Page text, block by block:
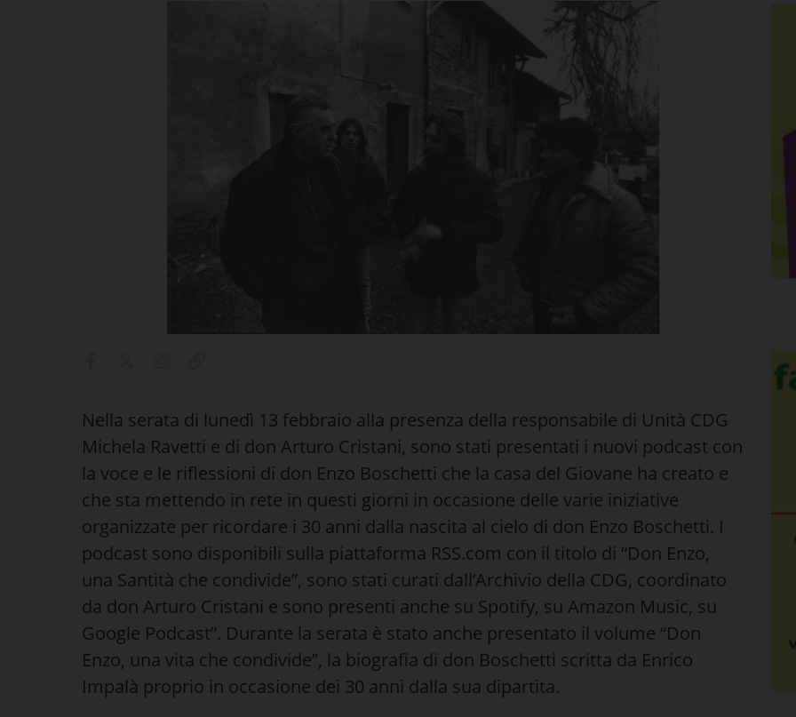
Nella serata di lunedì 13 febbraio alla presenza della responsabile di Unità CDG
Michela Ravetti e di don Arturo Cristani, sono stati presentati i nuovi podcast con
la voce e le riflessioni di don Enzo Boschetti che la casa del Giovane ha creato e
che sta mettendo in rete in questi giorni in occasione delle varie iniziative
organizzate per ricordare i 30 anni dalla nascita al cielo di don Enzo Boschetti. I
podcast sono disponibili sulla piattaforma RSS.com con il titolo di “Don Enzo,
una Santità che condivide”, sono stati curati dall’Archivio della CDG, coordinato
da don Arturo Cristani e sono presenti anche su Spotify, su Amazon Music, su
Google Podcast”. Durante la serata è stato anche presentato il volume “Don
Enzo, una vita che condivide”, la biografia di don Boschetti scritta da Enrico
Impalà proprio in occasione dei 30 anni dalla sua dipartita.